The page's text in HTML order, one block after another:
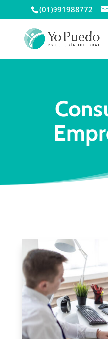
(01)991988772